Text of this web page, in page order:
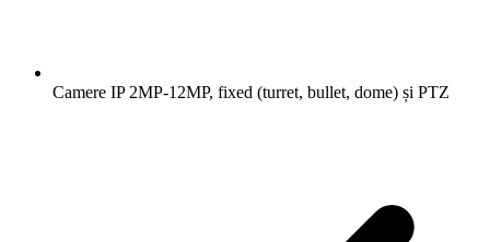
Camere IP 2MP-12MP, fixed (turret, bullet, dome) și PTZ